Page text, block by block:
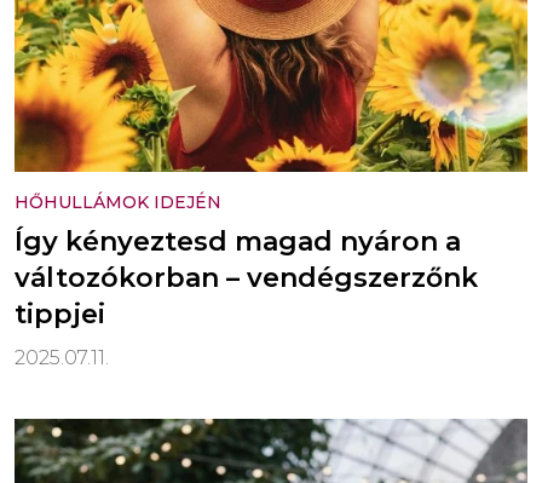
HŐHULLÁMOK IDEJÉN
Így kényeztesd magad nyáron a
változókorban – vendégszerzőnk
tippjei
2025.07.11.